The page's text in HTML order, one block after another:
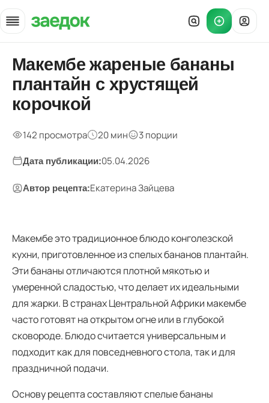
Главная
»
Рецепты
Макембе жареные бананы
Макембе жареные бананы
плантайн с хрустящей
корочкой
142 просмотра 20 мин 3 порции
Дата публикации:05.04.2026
Автор рецепта:Екатерина Зайцева
Макембе это традиционное блюдо конголезской
кухни, приготовленное из спелых бананов плантайн.
Эти бананы отличаются плотной мякотью и
умеренной сладостью, что делает их идеальными
для жарки. В странах Центральной Африки макембе
часто готовят на открытом огне или в глубокой
сковороде. Блюдо считается универсальным и
подходит как для повседневного стола, так и для
праздничной подачи.
Основу рецепта составляют спелые бананы